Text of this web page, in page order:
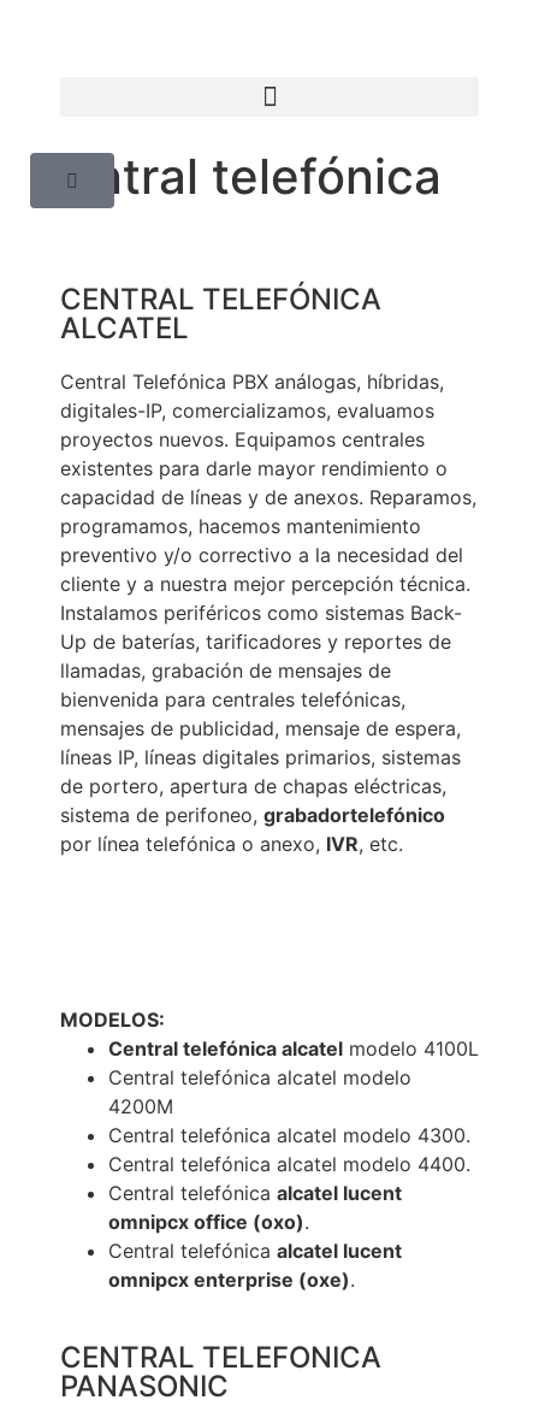
Central telefónica
CENTRAL TELEFÓNICA
ALCATEL
Central Telefónica PBX análogas, híbridas,
digitales-IP, comercializamos, evaluamos
proyectos nuevos. Equipamos centrales
existentes para darle mayor rendimiento o
capacidad de líneas y de anexos. Reparamos,
programamos, hacemos mantenimiento
preventivo y/o correctivo a la necesidad del
cliente y a nuestra mejor percepción técnica.
Instalamos periféricos como sistemas Back-
Up de baterías, tarificadores y reportes de
llamadas, grabación de mensajes de
bienvenida para centrales telefónicas,
mensajes de publicidad, mensaje de espera,
líneas IP, líneas digitales primarios, sistemas
de portero, apertura de chapas eléctricas,
sistema de perifoneo, grabadortelefónico
por línea telefónica o anexo, IVR, etc.
MODELOS:
Central telefónica alcatel modelo 4100L
Central telefónica alcatel modelo
4200M
Central telefónica alcatel modelo 4300.
Central telefónica alcatel modelo 4400.
Central telefónica alcatel lucent
omnipcx office (oxo).
Central telefónica alcatel lucent
omnipcx enterprise (oxe).
CENTRAL TELEFONICA
PANASONIC